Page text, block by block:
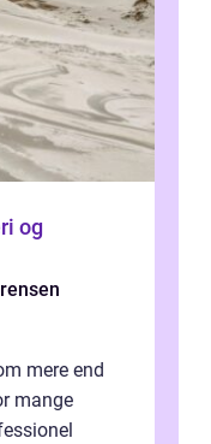
og
mere end
mange